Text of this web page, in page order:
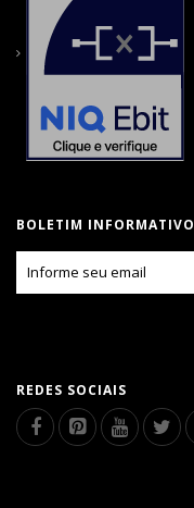
BOLETIM INFORMATIVO
REDES SOCIAIS